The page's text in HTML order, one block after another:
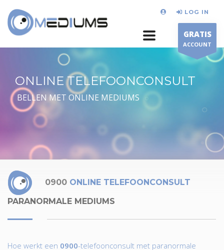
LOG IN
GRATIS
ACCOUNT
ONLINE TELEFOONCONSULT
BELLEN MET ONLINE MEDIUMS
0900 ONLINE TELEFOONCONSULT
PARANORMALE MEDIUMS
Hoe werkt een 0900-telefoonconsult met paranormale